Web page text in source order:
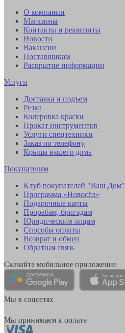
О компании
Магазины
Контакты и реквизиты
Новости
Вакансии
Поставщикам
Раскрытие информации
Услуги
Доставка и подъем
Резка
Колеровка краски
Прокат инструментов
Услуги спецтехники
Заказ по телефону
Крыша вашего дома
Покупателям
Клуб покупателей "Ваш Дом"
Программа «Новосёл»
Подарочные карты
Прорабам, бригадам
Юридическим лицам
Способы оплаты
Возврат и обмен
Обратная связь
Скачайте мобильное приложение
Мы в соцсетях
Мы принимаем к оплате